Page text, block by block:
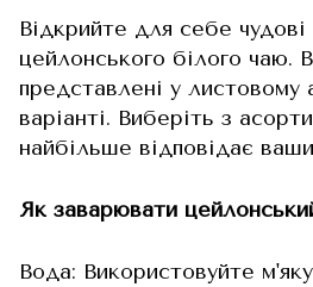
Відкрийте для себе чудові
цейлонського білого чаю.
представлені у листовому
варіанті. Виберіть з
найбільше відповідає
Як заварювати
Вода: Використовуйте